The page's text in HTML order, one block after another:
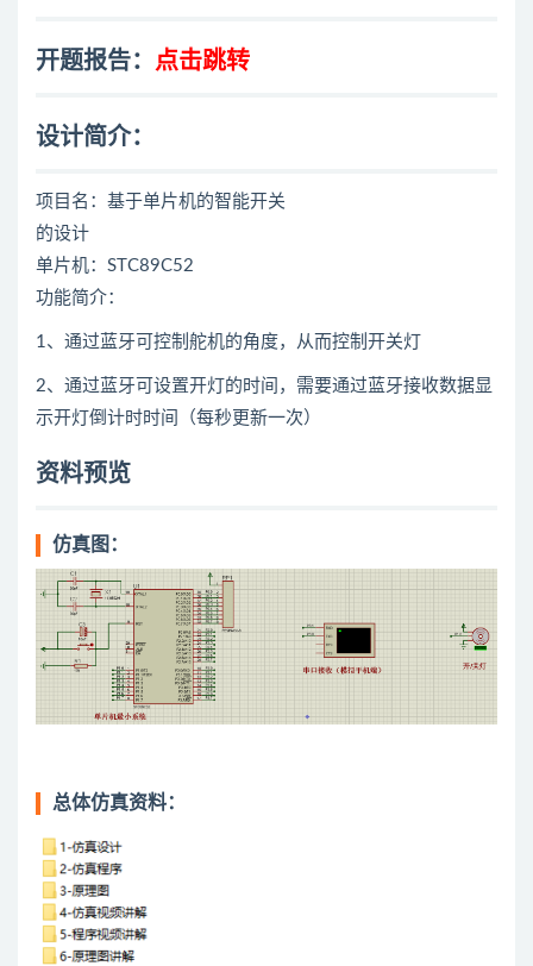
开题报告： 点击跳转
设计简介：
项目名：基于单片机的智能开关
的设计
单片机：STC89C52
功能简介：
1、通过蓝牙可控制舵机的角度，从而控制开关灯
2、通过蓝牙可设置开灯的时间，需要通过蓝牙接收数据显
示开灯倒计时时间（每秒更新一次）
资料预览
仿真图：
总体仿真资料：